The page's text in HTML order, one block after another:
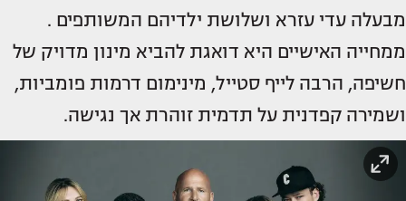
מבעלה עדי עזרא ושלושת ילדיהם המשותפים .
ממחייה האישיים היא דואגת להביא מינון מדויק של
חשיפה, הרבה לייף סטייל, מינימום דרמות פומביות,
ושמירה קפדנית על תדמית זוהרת אך נגישה.